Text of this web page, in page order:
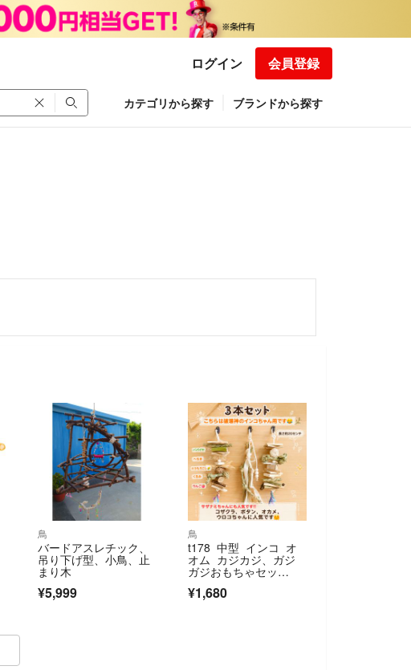
ログイン 会員登録
カテゴリから探す ブランドから探す
鳥
バードアスレチック、
吊り下げ型、小鳥、止
まり木
¥5,999
鳥
t178 中型 インコ オ
オム カジカジ、ガジ
ガジおもちゃセッ
ト かじり木
¥1,680